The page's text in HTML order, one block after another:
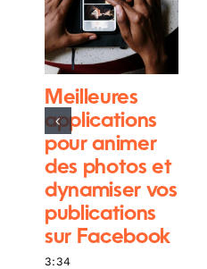
Meilleures
applications
pour animer
des photos et
dynamiser vos
publications
sur Facebook
3:34